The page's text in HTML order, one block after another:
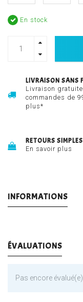
En stock
LIVRAISON SANS
Livraison
commandes de
plus*
RETOURS SIMPLES
En savoir plus
INFORMATIONS
ÉVALUATIONS
Pas encore évalué(e)